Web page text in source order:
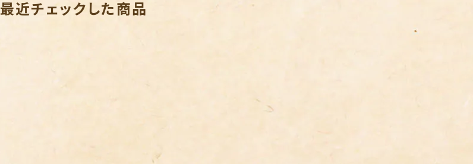
最近チェックした商品